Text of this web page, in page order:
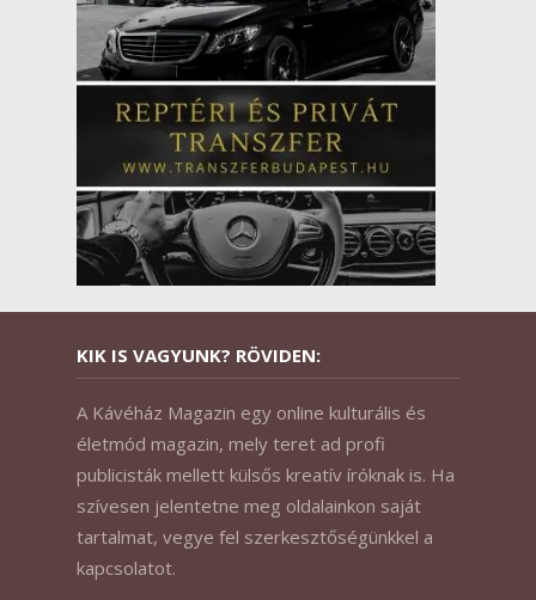
KIK IS VAGYUNK? RÖVIDEN:
A Kávéház Magazin egy online kulturális és
életmód magazin, mely teret ad profi
publicisták mellett külsős kreatív íróknak is. Ha
szívesen jelentetne meg oldalainkon saját
tartalmat, vegye fel szerkesztőségünkkel a
kapcsolatot.